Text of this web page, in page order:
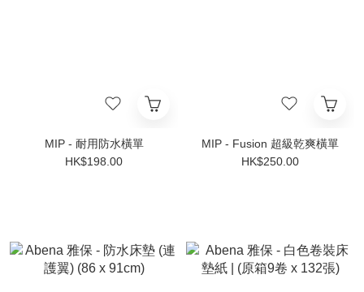
MIP - 耐用防水橫單
HK$198.00
MIP - Fusion 超級乾爽橫單
HK$250.00